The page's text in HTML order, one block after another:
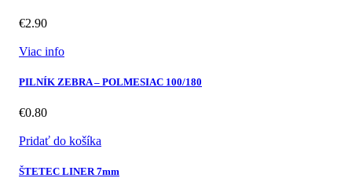
€2.90
Viac info
PILNÍK ZEBRA – POLMESIAC 100/180
€0.80
Pridať do košíka
ŠTETEC LINER 7mm